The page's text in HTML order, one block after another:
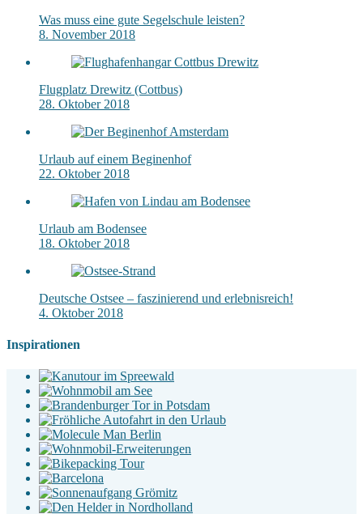
Was muss eine gute Segelschule leisten?
8. November 2018
Flugplatz Drewitz (Cottbus)
28. Oktober 2018
Urlaub auf einem Beginenhof
22. Oktober 2018
Urlaub am Bodensee
18. Oktober 2018
Deutsche Ostsee – faszinierend und erlebnisreich!
4. Oktober 2018
Inspirationen